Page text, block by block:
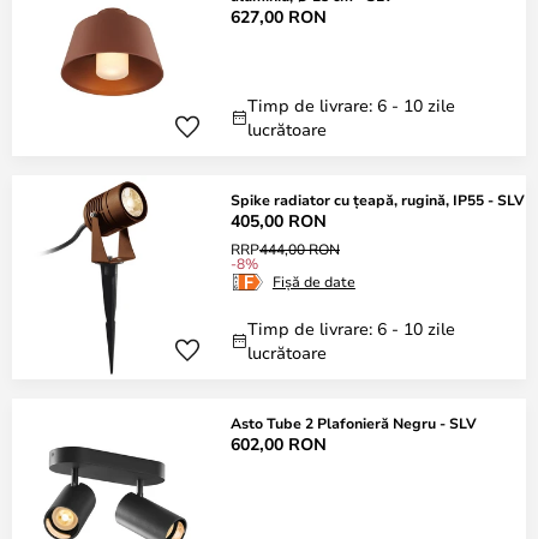
627,00 RON
Timp de livrare: 6 - 10 zile
lucrătoare
Spike radiator cu țeapă, rugină, IP55 - SLV
405,00 RON
RRP444,00 RON
-8%
Fișă de date
Timp de livrare: 6 - 10 zile
lucrătoare
Asto Tube 2 Plafonieră Negru - SLV
602,00 RON